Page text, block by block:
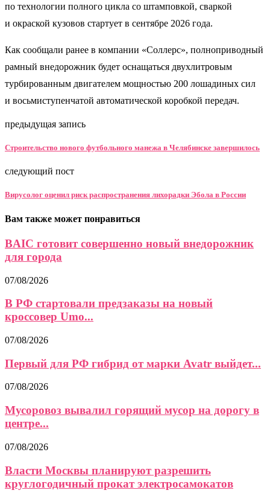
по технологии полного цикла со штамповкой, сваркой
и окраской кузовов стартует в сентябре 2026 года.
Как сообщали ранее в компании «Соллерс», полноприводный
рамный внедорожник будет оснащаться двухлитровым
турбированным двигателем мощностью 200 лошадиных сил
и восьмиступенчатой автоматической коробкой передач.
предыдущая запись
Строительство нового футбольного манежа в Челябинске завершилось
следующий пост
Вирусолог оценил риск распространения лихорадки Эбола в России
Вам также может понравиться
BAIC готовит совершенно новый внедорожник
для города
07/08/2026
В РФ стартовали предзаказы на новый
кроссовер Umo...
07/08/2026
Первый для РФ гибрид от марки Avatr выйдет...
07/08/2026
Мусоровоз вывалил горящий мусор на дорогу в
центре...
07/08/2026
Власти Москвы планируют разрешить
круглогодичный прокат электросамокатов